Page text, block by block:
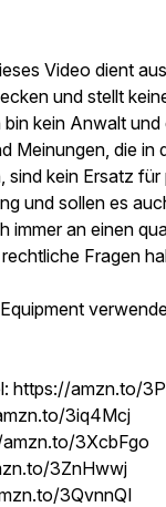
Video dient
und stellt
kein Anwalt und
Meinungen, die in
sind kein Ersatz
und sollen es
immer an einen
Fragen
https://amzn.to/
3iq4Mcj
3XcbFgo
3ZnHwwj
3QvnnQI